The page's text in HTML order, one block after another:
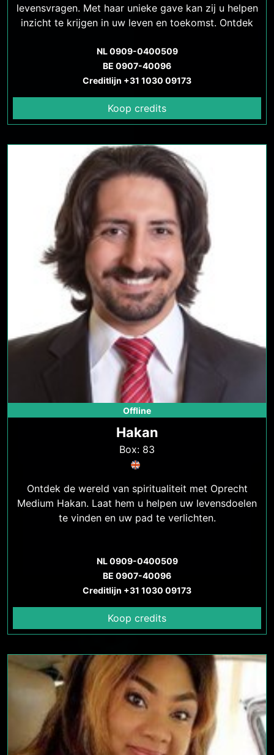
levensvragen. Met haar unieke gave kan zij u helpen
inzicht te krijgen in uw leven en toekomst. Ontdek
Medium Hulya.
NL 0909-0400509
BE 0907-40096
Creditlijn +31 1030 09173
Koop credits
Offline
Hakan
Box: 83
Ontdek de wereld van spiritualiteit met Oprecht
Medium Hakan. Laat hem u helpen uw levensdoelen
te vinden en uw pad te verlichten.
NL 0909-0400509
BE 0907-40096
Creditlijn +31 1030 09173
Koop credits